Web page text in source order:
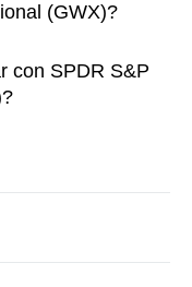
(GWX)?
con SPDR S&P